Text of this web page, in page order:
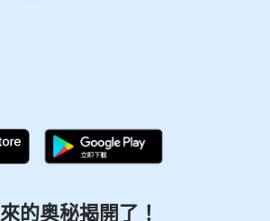
接受神的主宰，順服神的主宰，能
再遠離神、不再搞獨立，能真實依
些挫折失敗都是神在拯救我脫離撒
拯救我真是用心良苦啊！」
的奥秘揭開了！